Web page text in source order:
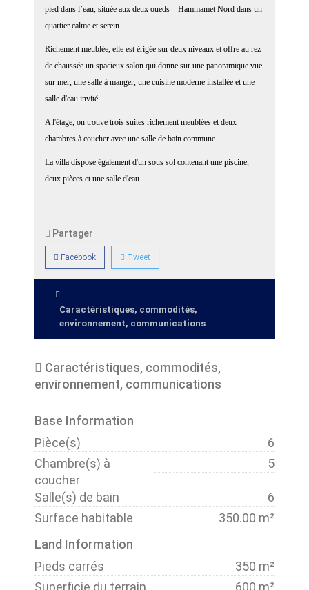
pied dans l’eau, située aux deux oueds – Hammamet Nord dans un
quartier calme et serein.
Richement meublée, elle est érigée sur deux niveaux et offre au rez
de chaussée un spacieux salon qui donne sur une panoramique vue
sur mer, une salle à manger, une cuisine moderne installée et une
salle d'eau invité.
A l'étage, on trouve trois suites richement meublées et deux
chambres à coucher avec une salle de bain commune.
La villa dispose également d'un sous sol contenant une piscine,
deux pièces et une salle d'eau.
Partager
Facebook Tweet
Caractéristiques, commodités,
environnement, communications
Caractéristiques, commodités,
environnement, communications
Base Information
Pièce(s)
6
Chambre(s) à
coucher
5
Salle(s) de bain
6
Surface habitable
350.00 m²
Land Information
Pieds carrés
350 m²